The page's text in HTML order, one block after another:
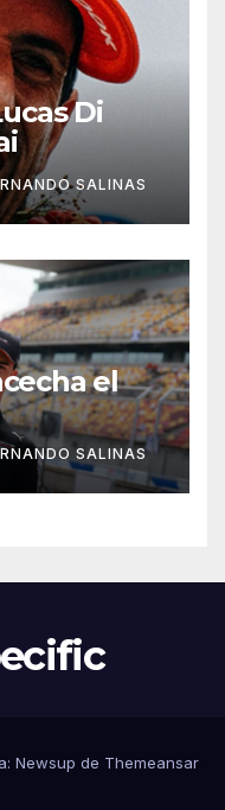
Di
SALINAS
el
SALINAS
Newsup de Themeansar